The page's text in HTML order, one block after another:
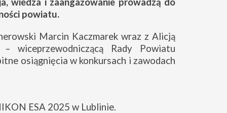
powiatu.
Marcin Kaczmarek wraz z Alicją
wiceprzewodniczącą Rady Powiatu
osiągnięcia w konkursach i zawodach
ESA 2025 w Lublinie.